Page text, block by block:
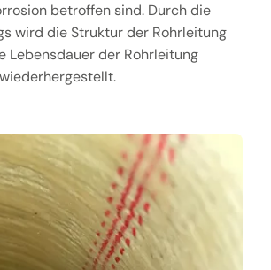
betroffen sind. Durch die
wird die Struktur der Rohrleitung
Lebensdauer der Rohrleitung